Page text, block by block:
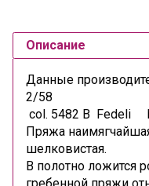
Описание
Данные
2/58
col. 5482 В Fedeli
Пряжа
шелковистая.
В полотно ложится